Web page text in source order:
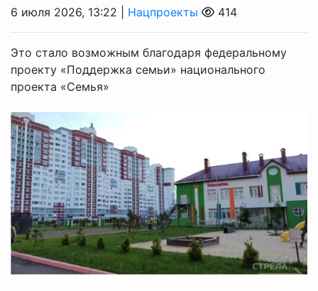
6 июля 2026, 13:22 | Нацпроекты 414
Это стало возможным благодаря федеральному
проекту «Поддержка семьи» национального
проекта «Семья»